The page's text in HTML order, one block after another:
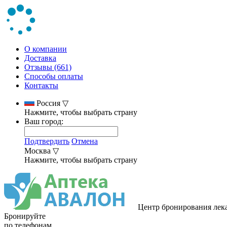
О компании
Доставка
Отзывы (661)
Способы оплаты
Контакты
Россия ▽
Нажмите, чтобы выбрать страну
Ваш город:
Подтвердить Отмена
Москва ▽
Нажмите, чтобы выбрать страну
Центр бронирования
Бронируйте
по телефонам